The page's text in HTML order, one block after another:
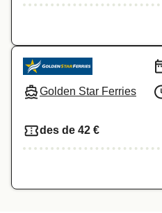
Golden Star Ferries
des de 42 €